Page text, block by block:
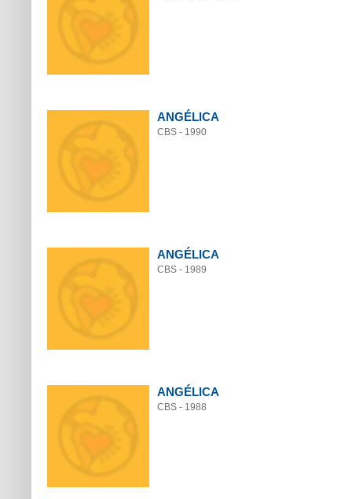
ANGÉLICA
CBS - 1990
ANGÉLICA
CBS - 1989
ANGÉLICA
CBS - 1988